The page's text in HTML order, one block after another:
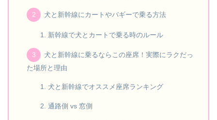
犬と新幹線にカートやバギーで乗る方法
新幹線で犬とカートで乗る時のルール
犬と新幹線に乗るならこの座席！実際にラクだっ
た場所と理由
犬と新幹線でオススメ座席ランキング
通路側 vs 窓側